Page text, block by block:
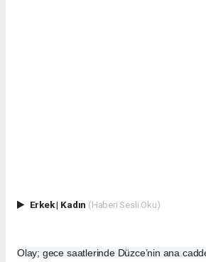
Erkek| Kadın (Haberi Sesli Oku)
Olay; gece saatlerinde Düzce’nin ana